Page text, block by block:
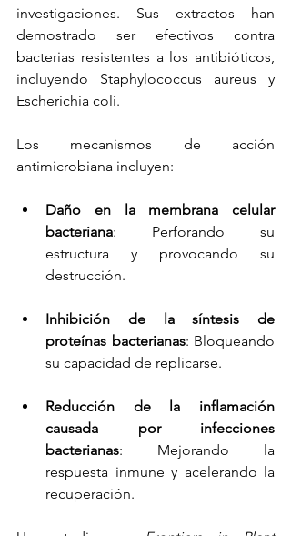
investigaciones. Sus extractos han
demostrado ser efectivos contra
bacterias resistentes a los antibióticos,
incluyendo Staphylococcus aureus y
Escherichia coli.
Los mecanismos de acción
antimicrobiana incluyen:
Daño en la membrana celular
bacteriana: Perforando su
estructura y provocando su
destrucción.
Inhibición de la síntesis de
proteínas bacterianas: Bloqueando
su capacidad de replicarse.
Reducción de la inflamación
causada por infecciones
bacterianas: Mejorando la
respuesta inmune y acelerando la
recuperación.